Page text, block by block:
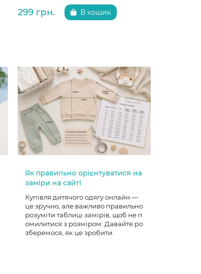
299 грн. В кошик
Як правильно орієнтуватися на
заміри на сайті
Купівля дитячого одягу онлайн —
це зручно, але важливо правильно
розуміти таблиці замірів, щоб не п
омилитися з розміром. Давайте ро
зберемося, як це зробити.